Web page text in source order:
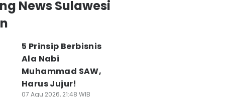
News Sulawesi
5 Prinsip Berbisnis
Ala Nabi
Muhammad SAW,
Harus Jujur!
07 Agu 2026, 21:48 WIB